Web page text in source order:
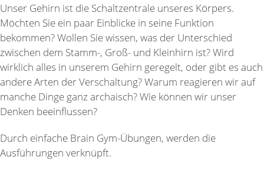
Unser Gehirn ist die Schaltzentrale unseres Körpers.
Möchten Sie ein paar Einblicke in seine Funktion
bekommen? Wollen Sie wissen, was der Unterschied
zwischen dem Stamm-, Groß- und Kleinhirn ist? Wird
wirklich alles in unserem Gehirn geregelt, oder gibt es auch
andere Arten der Verschaltung? Warum reagieren wir auf
manche Dinge ganz archaisch? Wie können wir unser
Denken beeinflussen?
Durch einfache Brain Gym-Übungen, werden die
Ausführungen verknüpft.